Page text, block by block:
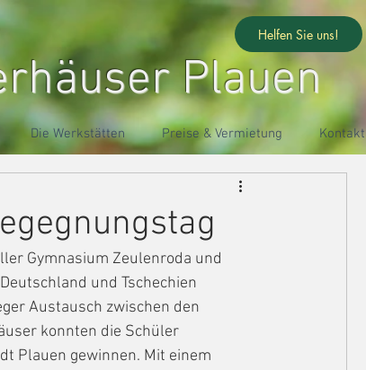
Helfen Sie uns!
Plauen
Die Werkstätten Preise & Vermietung Kontakt
Gymnasium Zeulenroda und
und Tschechien
Austausch zwischen den
konnten die Schüler
Plauen gewinnen. Mit einem